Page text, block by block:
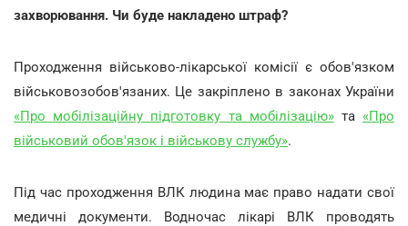
захворювання. Чи буде накладено штраф?
Проходження військово-лікарської комісії є обов'язком
військовозобов'язаних. Це закріплено в законах України
«Про мобілізаційну підготовку та мобілізацію»та «Про
військовий обов'язок і військову службу».
Під час проходження ВЛК людина має право надати свої
медичні документи. Водночас лікарі ВЛК проводять